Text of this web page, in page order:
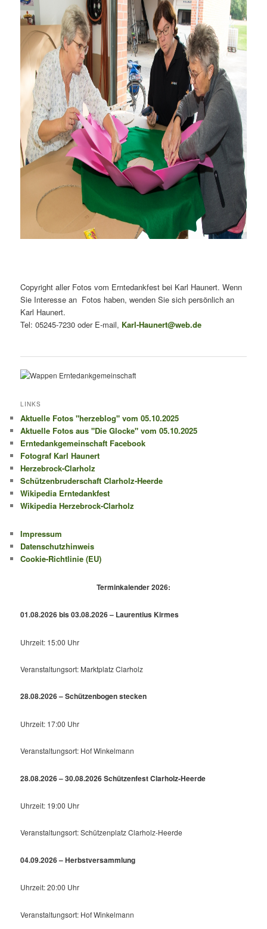
Copyright aller Fotos vom Erntedankfest bei Karl Haunert. Wenn
Sie Interesse an Fotos haben, wenden Sie sich persönlich an
Karl Haunert.
Tel: 05245-7230 oder E-mail, Karl-Haunert@web.de
LINKS
Aktuelle Fotos "herzeblog" vom 05.10.2025
Aktuelle Fotos aus "Die Glocke" vom 05.10.2025
Erntedankgemeinschaft Facebook
Fotograf Karl Haunert
Herzebrock-Clarholz
Schützenbruderschaft Clarholz-Heerde
Wikipedia Erntedankfest
Wikipedia Herzebrock-Clarholz
Impressum
Datenschutzhinweis
Cookie-Richtlinie (EU)
Terminkalender 2026:
01.08.2026 bis 03.08.2026 – Laurentius Kirmes
Uhrzeit: 15:00 Uhr
Veranstaltungsort: Marktplatz Clarholz
28.08.2026 – Schützenbogen stecken
Uhrzeit: 17:00 Uhr
Veranstaltungsort: Hof Winkelmann
28.08.2026 – 30.08.2026 Schützenfest Clarholz-Heerde
Uhrzeit: 19:00 Uhr
Veranstaltungsort: Schützenplatz Clarholz-Heerde
04.09.2026 – Herbstversammlung
Uhrzeit: 20:00 Uhr
Veranstaltungsort: Hof Winkelmann